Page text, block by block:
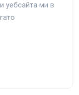
уебсайта ми в